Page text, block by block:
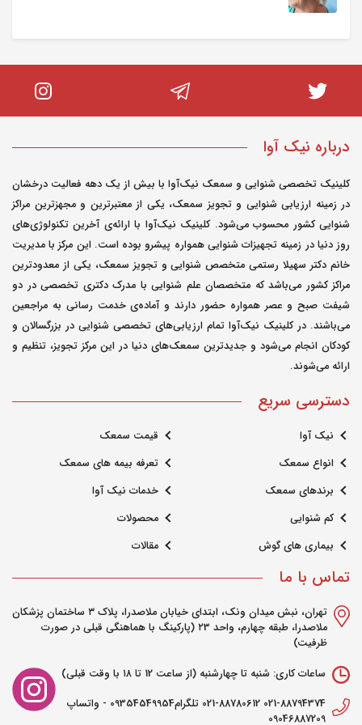
است. برای مدیریت این مشکل، پیشنهاد
ممکن است نیاز به آزمایش‌های شنوایی یا
تصویربرداری باشد. 2. مدیریت استرس:
استرس و اضطراب می‌توانند وزوز گوش را
تشدید کنند. استفاده از تکنیک‌های
آرامش‌بخش مانند مدیتیشن، یوگا یا تمرینات
تنفسی می‌تواند کمک‌کننده باشد. 3.
صداهای پس‌زمینه: استفاده از صداهای ملایم
پس‌زمینه (مثل صدای باران یا موسیقی آرام)
کند. 4. اجتناب از محرک‌ها: مصرف کافئین،
کنید. 5. درمان‌های دارویی: در برخی موارد،
پزشک ممکن است داروهایی برای کمک به
دچار مشکل شنوایی هستید، استفاده از
ارسال شده در : ﺳﻪشنبه 05 فروردین 1404
پاسخ نظر
درباره نیک آوا
کلینیک تخصصی شنوایی و سمعک نیک‌آوا با بیش از یک دهه فعالیت درخشان
در زمینه ارزیابی شنوایی و تجویز سمعک، یکی از معتبرترین و مجهزترین مراکز
شنوایی کشور محسوب می‌شود. کلینیک نیک‌آوا با ارائه‌ی آخرین تکنولوژی‌های
روز دنیا در زمینه تجهیزات شنوایی همواره پیشرو بوده است. این مرکز با مدیریت
خانم دکتر سهیلا رستمی متخصص شنوایی و تجویز سمعک، یکی از معدودترین
مراکز کشور می‌باشد که متخصصان علم شنوایی با مدرک دکتری تخصصی در دو
شیفت صبح و عصر همواره حضور دارند و آماده‌ی خدمت رسانی به مراجعین
می‌باشند. در کلینیک نیک‌آوا تمام ارزیابی‌های تخصصی شنوایی در بزرگسالان و
کودکان انجام می‌شود و جدیدترین سمعک‌های دنیا در این مرکز تجویز، تنظیم و
ارائه می‌شوند.
دسترسی سریع
نیک آوا
انواع سمعک
برندهای سمعک
کم شنوایی
بیماری های گوش
قیمت سمعک
تعرفه بیمه های سمعک
خدمات نیک آوا
محصولات
مقالات
تماس با ما
تهران، نبش میدان ونک، ابتدای خیابان ملاصدرا، پلاک ۳ ساختمان پزشکان
ملاصدرا، طبقه چهارم، واحد ۲3 (پارکینگ با هماهنگی قبلی در صورت
ظرفیت)
ساعات کاری: شنبه تا چهارشنبه (از ساعت 12 تا ۱۸ با وقت قبلی)
021-88794374 021-88780612 تلگرام09354549954 - واتساپ
09046887209